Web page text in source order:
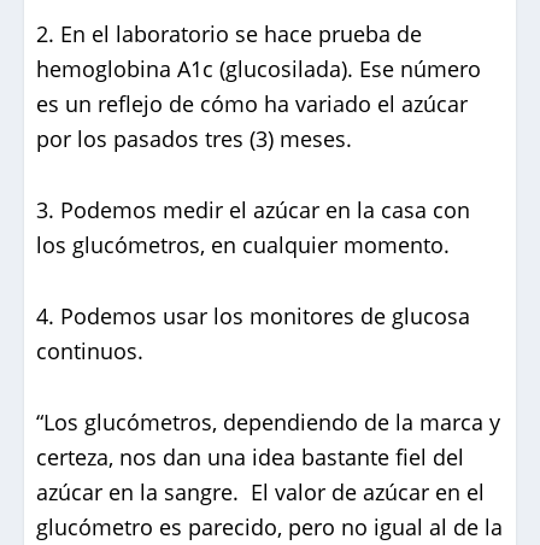
2. En el laboratorio se hace prueba de
hemoglobina A1c (glucosilada). Ese número
es un reflejo de cómo ha variado el azúcar
por los pasados tres (3) meses.
3. Podemos medir el azúcar en la casa con
los glucómetros, en cualquier momento.
4. Podemos usar los monitores de glucosa
continuos.
“Los glucómetros, dependiendo de la marca y
certeza, nos dan una idea bastante fiel del
azúcar en la sangre. El valor de azúcar en el
glucómetro es parecido, pero no igual al de la